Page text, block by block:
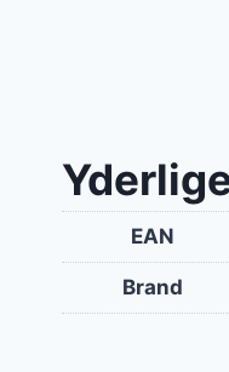
EAN
Brand